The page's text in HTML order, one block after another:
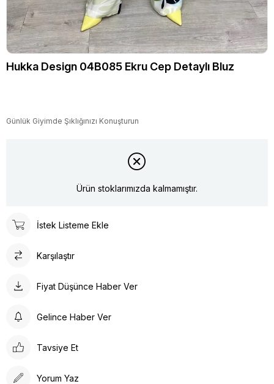
Hukka Design 04B085 Ekru Cep Detaylı Bluz
Günlük Giyimde Şıklığınızı Konuşturun
Ürün stoklarımızda kalmamıştır.
İstek Listeme Ekle
Karşılaştır
Fiyat Düşünce Haber Ver
Gelince Haber Ver
Tavsiye Et
Yorum Yaz